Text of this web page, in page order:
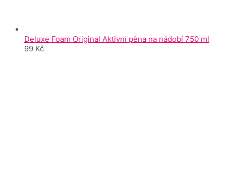
Deluxe Foam Original Aktivní pěna na nádobí 750 ml
99 Kč